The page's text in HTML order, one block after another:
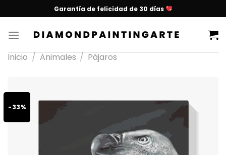
Garantía de felicidad de 30 días
Inicio / Animales / Pájaros
-33%